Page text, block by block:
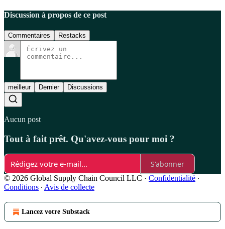
Discussion à propos de ce post
Commentaires Restacks
meilleur Dernier Discussions
Aucun post
Tout à fait prêt. Qu'avez-vous pour moi ?
S'abonner
© 2026 Global Supply Chain Council LLC · Confidentialité ∙
Conditions ∙ Avis de collecte
Lancez votre Substack